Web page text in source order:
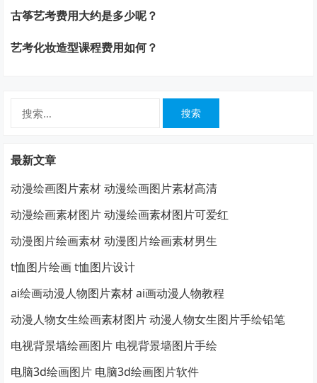
古筝艺考费用大约是多少呢？
艺考化妆造型课程费用如何？
最新文章
动漫绘画图片素材 动漫绘画图片素材高清
动漫绘画素材图片 动漫绘画素材图片可爱红
动漫图片绘画素材 动漫图片绘画素材男生
t恤图片绘画 t恤图片设计
ai绘画动漫人物图片素材 ai画动漫人物教程
动漫人物女生绘画素材图片 动漫人物女生图片手绘铅笔
电视背景墙绘画图片 电视背景墙图片手绘
电脑3d绘画图片 电脑3d绘画图片软件